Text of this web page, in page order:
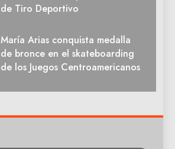
de Tiro Deportivo
María Arias conquista medalla
de bronce en el skateboarding
de los Juegos Centroamericanos